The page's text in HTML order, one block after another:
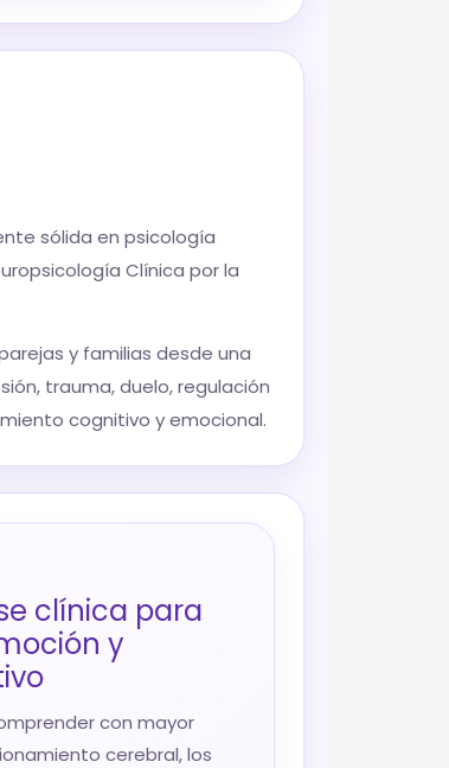
sólida en psicología
Clínica por la
y familias desde una
trauma, duelo, regulación
cognitivo y emocional.
clínica para
y
con mayor
cerebral, los